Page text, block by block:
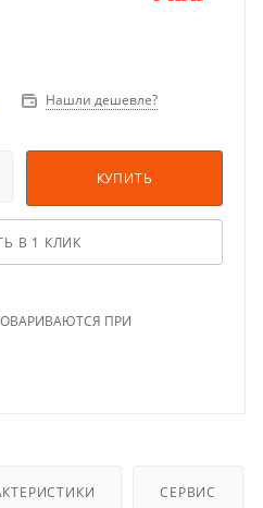
Нашли дешевле?
КУПИТЬ
В 1 КЛИК
ПРИ
СЕРВИС